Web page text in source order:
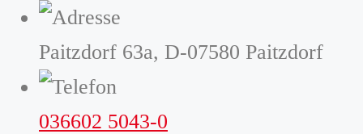
Paitzdorf 63a, D-07580 Paitzdorf
036602 5043-0